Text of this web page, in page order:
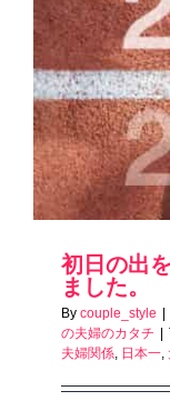
Write a
book
初日の出
ました。
By couple_style |
の夫婦のカタチ |
夫婦関係 日本一